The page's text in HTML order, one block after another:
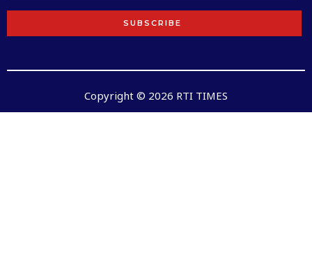
SUBSCRIBE
Copyright © 2026 RTI TIMES